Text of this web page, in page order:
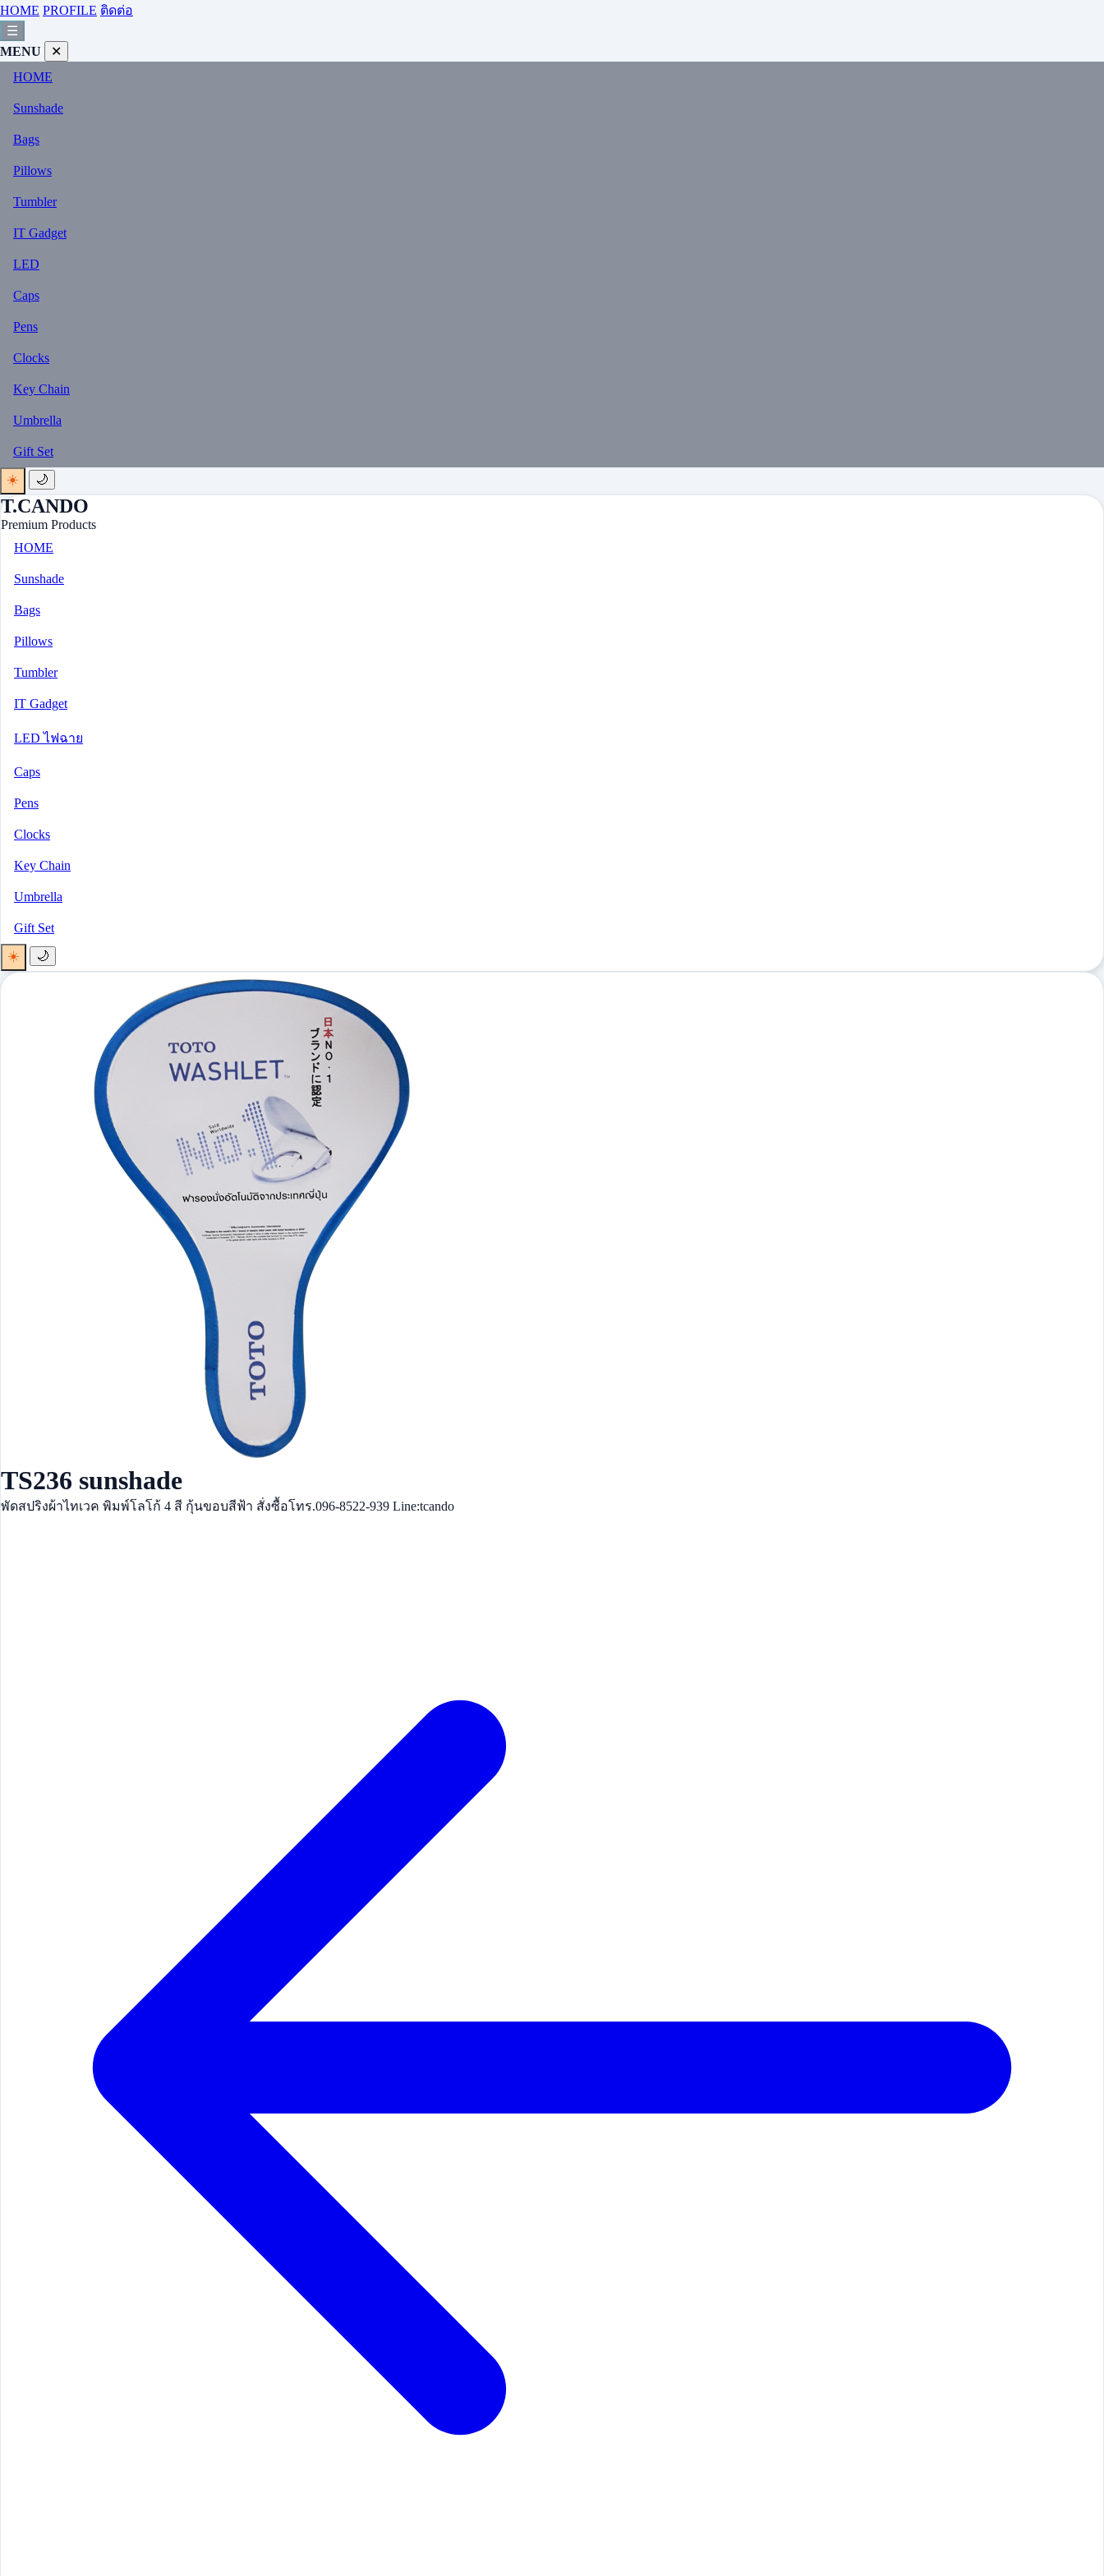
HOME PROFILE ติดต่อ
☰
MENU
✕
HOME
Sunshade
Bags
Pillows
Tumbler
IT Gadget
LED
Caps
Pens
Clocks
Key Chain
Umbrella
Gift Set
☀️
🌙
T.CANDO
Premium Products
HOME
Sunshade
Bags
Pillows
Tumbler
IT Gadget
LED ไฟฉาย
Caps
Pens
Clocks
Key Chain
Umbrella
Gift Set
☀️
🌙
TS236 sunshade
พัดสปริงผ้าไทเวค พิมพ์โลโก้ 4 สี กุ้นขอบสีฟ้า สั่งซื้อโทร.096-8522-939 Line:tcando